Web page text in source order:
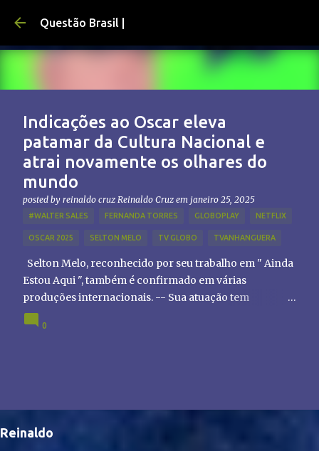
Pular para o conteúdo principal
Questão Brasil |
Indicações ao Oscar eleva
patamar da Cultura Nacional e
atrai novamente os olhares do
mundo
posted by reinaldo cruz Reinaldo Cruz em janeiro 25, 2025
#WALTER SALES FERNANDA TORRES GLOBOPLAY NETFLIX
OSCAR 2025 SELTON MELO TV GLOBO TVANHANGUERA
Selton Melo, reconhecido por seu trabalho em " Ainda
Estou Aqui ", também é confirmado em várias
produções internacionais. -- Sua atuação tem
chamado atenção de diretores e produtores fora do
Brasil, abrindo portas para novas oportunidades no
0
Reinaldo